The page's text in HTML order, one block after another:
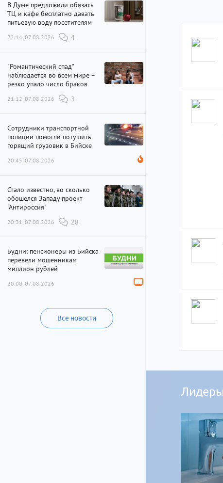
В Думе предложили обязать
ТЦ и кафе бесплатно давать
питьевую воду посетителям
22:14, 07.08.2026 4
"Романтический спад"
наблюдается во всем мире –
резко упало число браков
21:12, 07.08.2026 3
Сотрудники транспортной
полиции помогли потушить
горящий грузовик в Бийске
20:45, 07.08.2026
Стало известно, во сколько
обошелся Западу проект
"Антироссия"
20:31, 07.08.2026 28
Будни: пенсионеры из Бийска
перевели мошенникам
миллион рублей
20:00, 07.08.2026
Все новости